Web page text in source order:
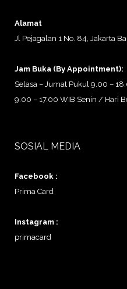
Alamat
Jl Pejagalan 1 No. 84, Jakarta
Jam Buka (By Appointment):
Selasa – Jumat Pukul 9.00 –
9.00 – 17.00 WIB Senin / Hari
SOSIAL MEDIA
Facebook :
Prima Card
Instagram :
primacard